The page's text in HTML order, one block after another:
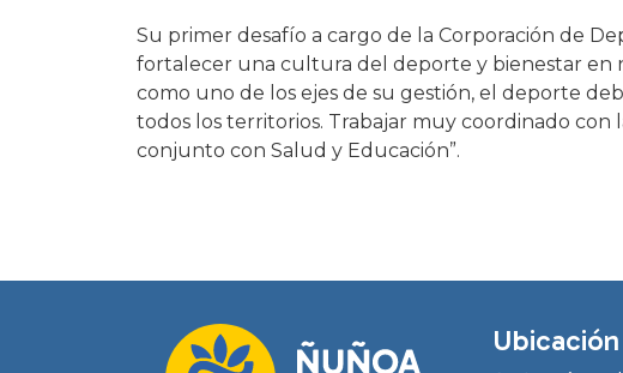
Su primer desafío a cargo de la Corporación de
fortalecer una cultura del deporte y bienestar en
como uno de los ejes de su gestión, el deporte
todos los territorios. Trabajar muy coordinado con
conjunto con Salud y Educación”.
Ubicación